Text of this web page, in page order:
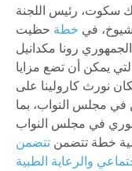
سكوت، رئيس اللجنة
في خطة حظيت
رونا مكدانيل
يمكن أن تضع مزايا
نورث كارولينا على
في مجلس النواب، بما
في مجلس النواب
خطة تتضمن تتضمن
والرعاية الطبية